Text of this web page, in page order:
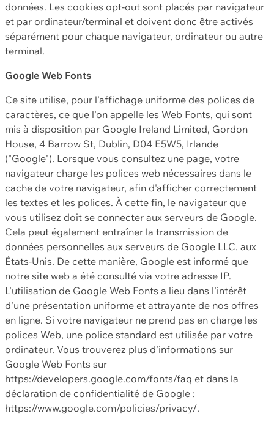
données. Les cookies opt-out sont placés par navigateur
et par ordinateur/terminal et doivent donc être activés
séparément pour chaque navigateur, ordinateur ou autre
terminal.
Google Web Fonts
Ce site utilise, pour l'affichage uniforme des polices de
caractères, ce que l'on appelle les Web Fonts, qui sont
mis à disposition par Google Ireland Limited, Gordon
House, 4 Barrow St, Dublin, D04 E5W5, Irlande
("Google"). Lorsque vous consultez une page, votre
navigateur charge les polices web nécessaires dans le
cache de votre navigateur, afin d'afficher correctement
les textes et les polices. À cette fin, le navigateur que
vous utilisez doit se connecter aux serveurs de Google.
Cela peut également entraîner la transmission de
données personnelles aux serveurs de Google LLC. aux
États-Unis. De cette manière, Google est informé que
notre site web a été consulté via votre adresse IP.
L'utilisation de Google Web Fonts a lieu dans l'intérêt
d'une présentation uniforme et attrayante de nos offres
en ligne. Si votre navigateur ne prend pas en charge les
polices Web, une police standard est utilisée par votre
ordinateur. Vous trouverez plus d'informations sur
Google Web Fonts sur
https://developers.google.com/fonts/faq et dans la
déclaration de confidentialité de Google :
https://www.google.com/policies/privacy/.